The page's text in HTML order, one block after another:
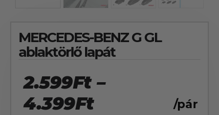
MERCEDES-BENZ G GL
ablaktörlő lapát
2.599Ft –
4.399Ft /pár